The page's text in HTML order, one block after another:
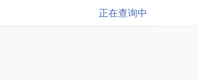
正在查询中